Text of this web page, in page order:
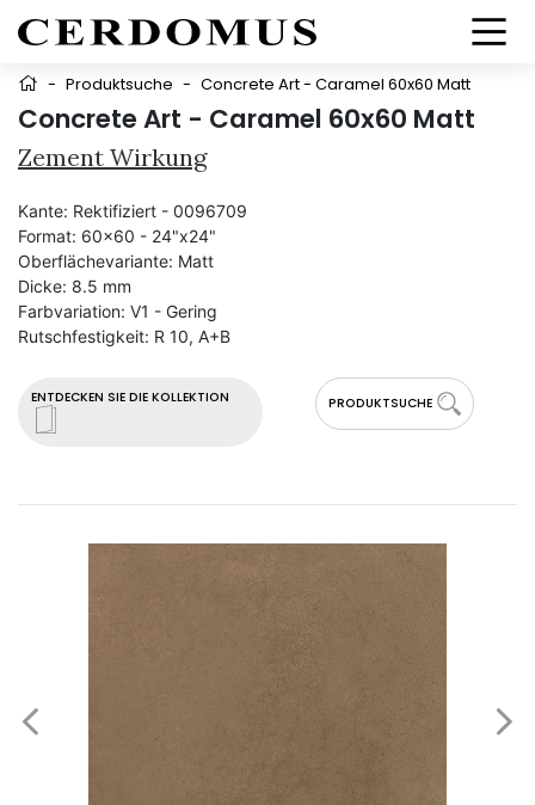
- Produktsuche - Concrete Art - Caramel 60x60 Matt
Concrete Art - Caramel 60x60 Matt
Zement Wirkung
ENTDECKEN SIE DIE KOLLEKTION PRODUKTSUCHE
Kante: Rektifiziert - 0096709
Format: 60x60 - 24"x24"
Oberflächevariante: Matt
Dicke: 8.5 mm
Farbvariation: V1 - Gering
Rutschfestigkeit: R 10, A+B